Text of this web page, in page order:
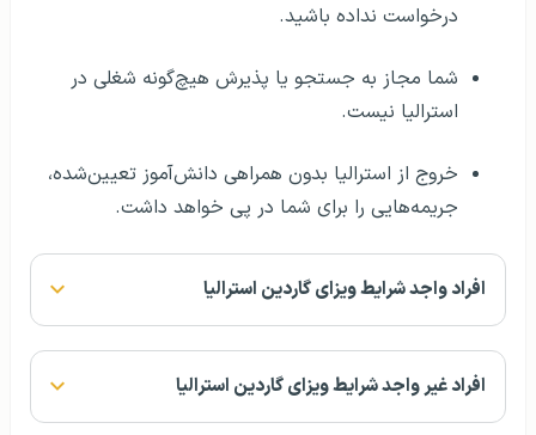
درخواست نداده باشید.
شما مجاز به جستجو یا پذیرش هیچ‌گونه شغلی در
استرالیا نیست.
خروج از استرالیا بدون همراهی دانش‌آموز تعیین‌شده،
جریمه‌هایی را برای شما در پی خواهد داشت.
افراد واجد شرایط ویزای گاردین استرالیا
افراد غیر واجد شرایط ویزای گاردین استرالیا